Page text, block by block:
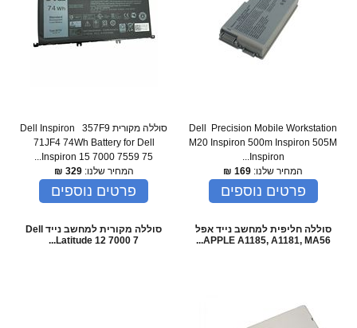
Dell Precision Mobile Workstation
M20 Inspiron 500m Inspiron 505M
Inspiron...
המחיר שלנו: 169
₪
פרטים נוספים
סוללה מקורית Dell Inspiron 357F9
71JF4 74Wh Battery for Dell
Inspiron 15 7000 7559 75...
המחיר שלנו:329
₪
פרטים נוספים
סוללה חליפית למחשב נייד אפל
APPLE A1185, A1181, MA56...
סוללה מקורית למחשב נייד Dell
Latitude 12 7000 7...